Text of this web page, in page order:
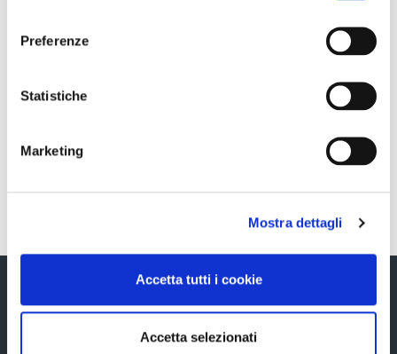
Preferenze
Statistiche
Marketing
Mostra dettagli
Accetta tutti i cookie
Accetta selezionati